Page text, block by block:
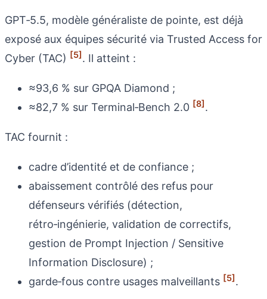
GPT‑5.5, modèle généraliste de pointe, est déjà
exposé aux équipes sécurité via Trusted Access for
Cyber (TAC) [5]. Il atteint :
≈93,6 % sur GPQA Diamond ;
≈82,7 % sur Terminal‑Bench 2.0 [8].
TAC fournit :
cadre d’identité et de confiance ;
abaissement contrôlé des refus pour
défenseurs vérifiés (détection,
rétro‑ingénierie, validation de correctifs,
gestion de Prompt Injection / Sensitive
Information Disclosure) ;
garde‑fous contre usages malveillants [5].